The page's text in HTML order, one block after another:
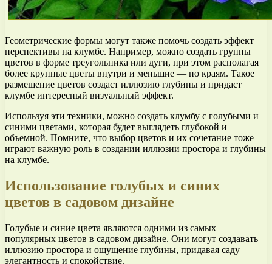
Геометрические формы могут также помочь создать эффект
перспективы на клумбе. Например, можно создать группы
цветов в форме треугольника или дуги, при этом располагая
более крупные цветы внутри и меньшие — по краям. Такое
размещение цветов создаст иллюзию глубины и придаст
клумбе интересный визуальный эффект.
Используя эти техники, можно создать клумбу с голубыми и
синими цветами, которая будет выглядеть глубокой и
объемной. Помните, что выбор цветов и их сочетание тоже
играют важную роль в создании иллюзии простора и глубины
на клумбе.
Использование голубых и синих
цветов в садовом дизайне
Голубые и синие цвета являются одними из самых
популярных цветов в садовом дизайне. Они могут создавать
иллюзию простора и ощущение глубины, придавая саду
элегантность и спокойствие.